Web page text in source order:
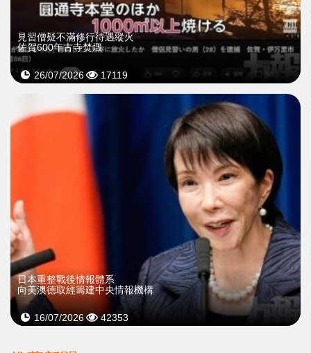
見習僧疑不滿修行待遇縱火
佐賀600年古寺焚燬
26/07/2026 17119
日本重整戰後情報體系
向美澳德取經籌建中央情報機構
16/07/2026 42353